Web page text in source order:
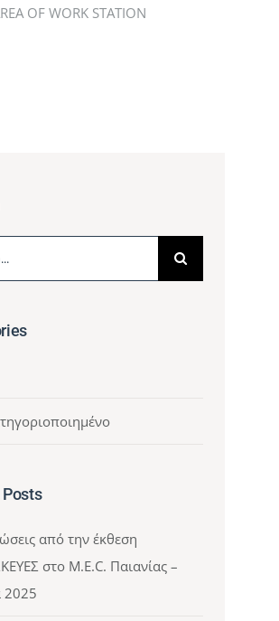
OF WORK STATION
Posts
από την έκθεση
στο M.E.C. Παιανίας –
2025